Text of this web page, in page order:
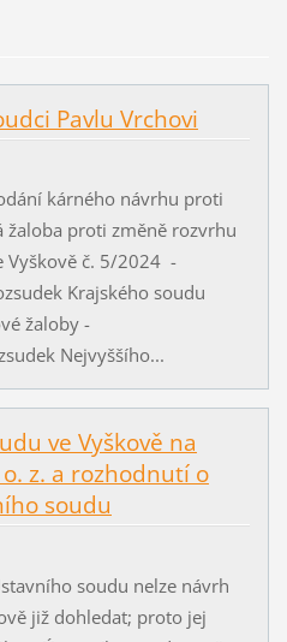
Pavlu Vrchovi
kárného návrhu proti
žaloba proti změně rozvrhu
Vyškově č. 5/2024 -
Krajského soudu
žaloby -
Nejvyššího...
ve Vyškově na
z. a rozhodnutí o
soudu
soudu nelze návrh
již dohledat; proto jej